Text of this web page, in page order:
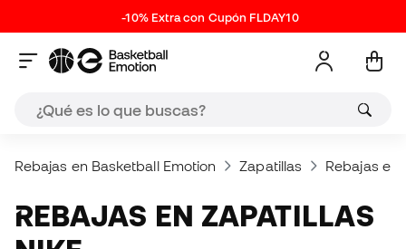
-10% Extra con Cupón FLDAY10
Rebajas en Basketball Emotion Zapatillas Rebajas en
REBAJAS EN ZAPATILLAS